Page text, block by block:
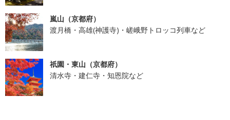
嵐山（京都府）
渡月橋・高雄(神護寺)・嵯峨野トロッコ列車など
祇園・東山（京都府）
清水寺・建仁寺・知恩院など